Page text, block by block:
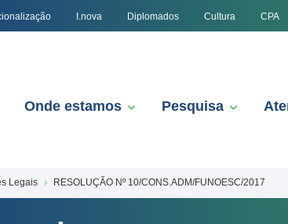
I.nova Diplomados Cultura CPA
Onde estamos Pesquisa
Legais RESOLUÇÃO Nº 10/CONS.ADM/FUNOESC/2017